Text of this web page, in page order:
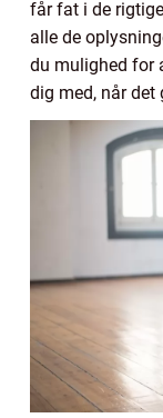
får fat i de
alle de
du mulighed for
dig med, når